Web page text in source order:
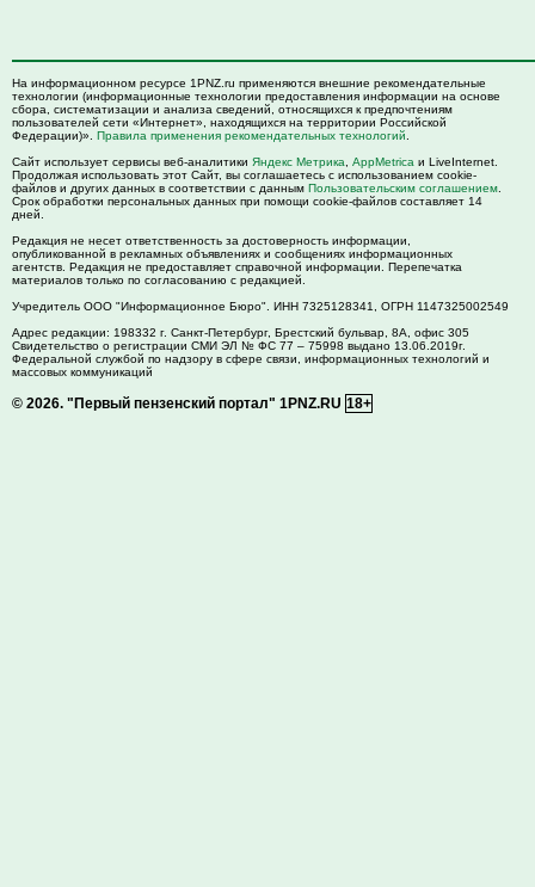
На информационном ресурсе 1PNZ.ru применяются внешние рекомендательные
технологии (информационные технологии предоставления информации на основе
сбора, систематизации и анализа сведений, относящихся к предпочтениям
пользователей сети «Интернет», находящихся на территории Российской
Федерации)». Правила применения рекомендательных технологий
Сайт использует сервисы веб-аналитики Яндекс Метрика AppMetrica и LiveInternet.
Продолжая использовать этот Сайт, вы соглашаетесь с использованием cookie-
файлов и других данных в соответствии с данным Пользовательским соглашением
Срок обработки персональных данных при помощи cookie-файлов составляет 14
дней.
Редакция не несет ответственность за достоверность информации,
опубликованной в рекламных объявлениях и сообщениях информационных
агентств. Редакция не предоставляет справочной информации. Перепечатка
материалов только по согласованию с редакцией.
Учредитель ООО "Информационное Бюро". ИНН 7325128341, ОГРН 1147325002549
Адрес редакции: 198332 г. Санкт-Петербург, Брестский бульвар, 8А, офис 305
Свидетельство о регистрации СМИ ЭЛ № ФС 77 – 75998 выдано 13.06.2019г.
Федеральной службой по надзору в сфере связи, информационных технологий и
массовых коммуникаций
© 2026. "Первый пензенский портал" 1PNZ.RU 18+